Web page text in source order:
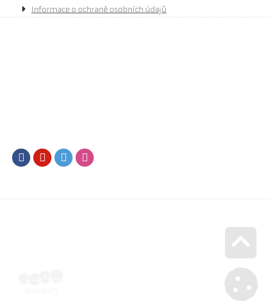
Informace o ochraně osobních údajů
FacebookYoutubeTwitter
Go